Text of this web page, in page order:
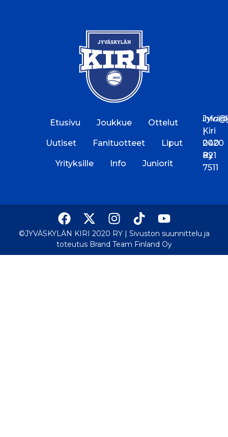
Etusivu Joukkue Ottelut
Uutiset Fanituotteet Liput
Yrityksille Info Juniorit
Kiri
2020
Ry
|
040
821
7511
©JYVÄSKYLÄN KIRI 2020 RY | Sivuston suunnittelu ja
toteutus Brand Team Finland Oy